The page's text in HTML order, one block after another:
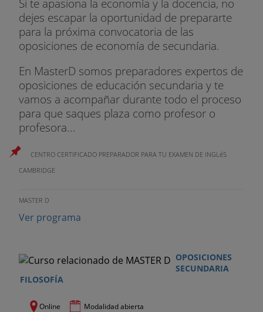
Si te apasiona la economía y la docencia, no
dejes escapar la oportunidad de prepararte
para la próxima convocatoria de las
oposiciones de economía de secundaria.
En MasterD somos preparadores expertos de
oposiciones de educación secundaria y te
vamos a acompañar durante todo el proceso
para que saques plaza como profesor o
profesora...
CENTRO CERTIFICADO PREPARADOR PARA TU EXAMEN DE INGLéS
CAMBRIDGE
MASTER D
Ver programa
OPOSICIONES
SECUNDARIA
FILOSOFÍA
Online Modalidad abierta